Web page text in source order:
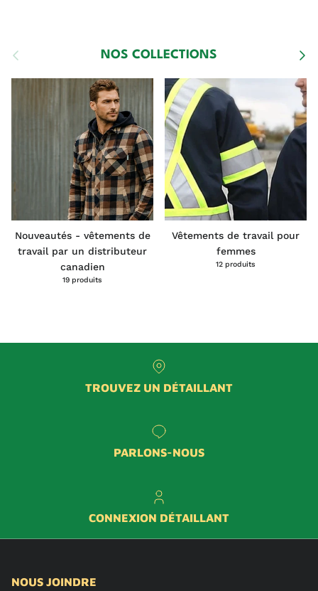
Précédent NOS COLLECTIONS
Nouveautés - vêtements de
travail par un distributeur
canadien
19 produits
Vêtements de travail pour
femmes
12 produits
TROUVEZ UN DÉTAILLANT
PARLONS-NOUS
CONNEXION DÉTAILLANT
NOUS JOINDRE